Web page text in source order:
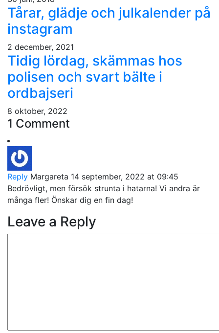
Tårar, glädje och julkalender på
instagram
2 december, 2021
Tidig lördag, skämmas hos
polisen och svart bälte i
ordbajseri
8 oktober, 2022
1 Comment
Reply Margareta 14 september, 2022 at 09:45
Bedrövligt, men försök strunta i hatarna! Vi andra är
många fler! Önskar dig en fin dag!
Leave a Reply